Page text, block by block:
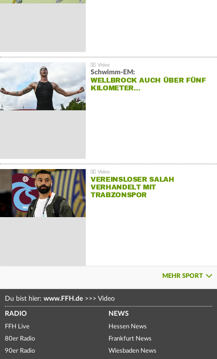
Schwimm-EM:
WELLBROCK AUCH ÜBER FÜNF
KILOMETER…
VEREINSLOSER SALAH
VERHANDELT MIT
TRABZONSPOR
MEHR SPORT
Du bist hier: www.FFH.de >>> Video
RADIO
FFH Live
80er Radio
90er Radio
NEWS
Hessen News
Frankfurt News
Wiesbaden News